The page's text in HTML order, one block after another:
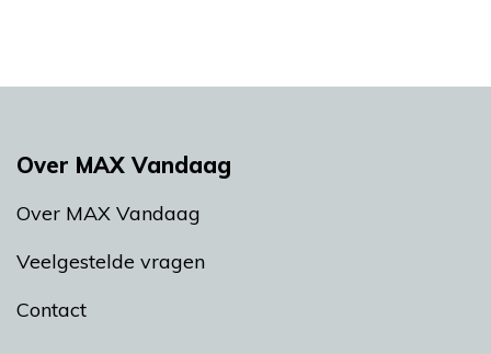
Over MAX Vandaag
Over MAX Vandaag
Veelgestelde vragen
Contact